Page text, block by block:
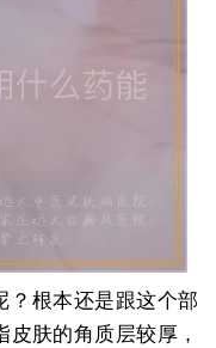
？根本还是跟这个部
肤的角质层较厚，